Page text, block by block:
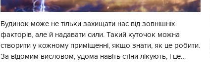
Будинок може не тільки захищати нас від зовнішніх
факторів, але й надавати сили. Такий куточок можна
створити у кожному приміщенні, якщо знати, як це робити.
За відомим висловом, удома навіть стіни лікують, і це